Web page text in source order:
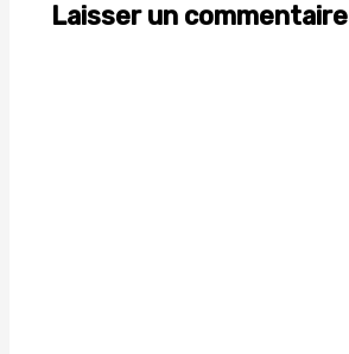
Laisser un commentaire